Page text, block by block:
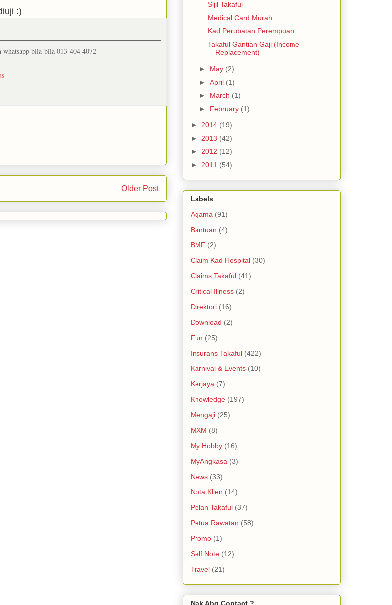
:)
bila-bila 013-404 4072
Older Post
Sijil Takaful
Medical Card Murah
Kad Perubatan Perempuan
Takaful Gantian Gaji (Income
Replacement)
► May (2)
► April (1)
► March (1)
► February (1)
► 2014 (19)
► 2013 (42)
► 2012 (12)
► 2011 (54)
Labels
Agama (91)
Bantuan (4)
BMF (2)
Claim Kad Hospital (30)
Claims Takaful (41)
Critical Illness (2)
Direktori (16)
Download (2)
Fun (25)
Insurans Takaful (422)
Karnival & Events (10)
Kerjaya (7)
Knowledge (197)
Mengaji (25)
MXM (8)
My Hobby (16)
MyAngkasa (3)
News (33)
Nota Klien (14)
Pelan Takaful (37)
Petua Rawatan (58)
Promo (1)
Self Note (12)
Travel (21)
Nak Abg Contact ?